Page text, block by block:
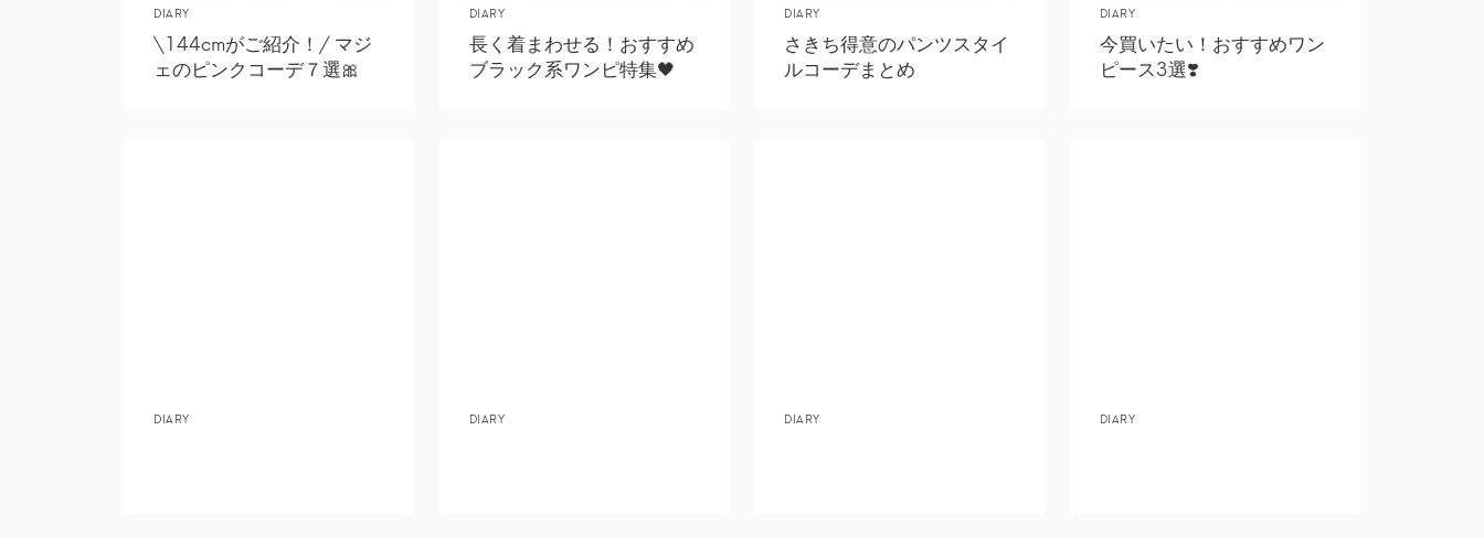
DIARY
\144cmがご紹介！/ マジ
ェのピンクコーデ７選🎀
DIARY
長く着まわせる！おすすめ
ブラック系ワンピ特集🖤
DIARY
さきち得意のパンツスタイ
ルコーデまとめ
DIARY
今買いたい！おすすめワン
ピース3選❣️
DIARY DIARY DIARY DIARY